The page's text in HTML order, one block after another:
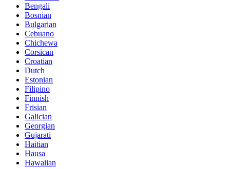
Bengali
Bosnian
Bulgarian
Cebuano
Chichewa
Corsican
Croatian
Dutch
Estonian
Filipino
Finnish
Frisian
Galician
Georgian
Gujarati
Haitian
Hausa
Hawaiian